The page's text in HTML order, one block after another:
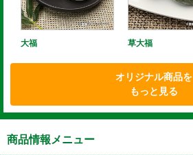
大福 草大福
オリジナル商品を
もっと見る
商品情報メニュー